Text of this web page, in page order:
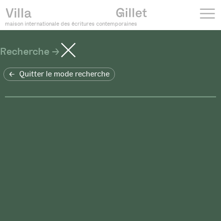
maison internationale des écritures contemporaines
Recherche
Quitter le mode recherche